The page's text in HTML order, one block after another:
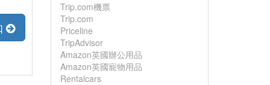
Trip.com機票
Trip.com
Priceline
TripAdvisor
Amazon英國辦公用品
Amazon英國寵物用品
Rentalcars